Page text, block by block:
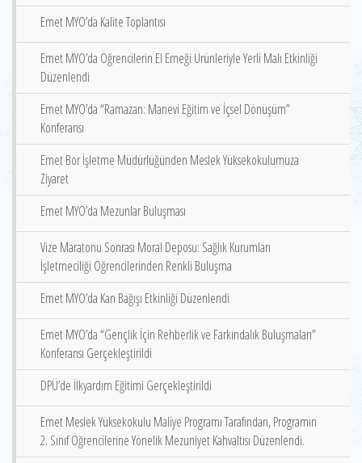
Emet MYO’da Kalite Toplantısı
Emet MYO’da Öğrencilerin El Emeği Ürünleriyle Yerli Malı Etkinliği
Düzenlendi
Emet MYO’da “Ramazan: Manevi Eğitim ve İçsel Dönüşüm”
Konferansı
Emet Bor İşletme Müdürlüğünden Meslek Yüksekokulumuza
Ziyaret
Emet MYO’da Mezunlar Buluşması
Vize Maratonu Sonrası Moral Deposu: Sağlık Kurumları
İşletmeciliği Öğrencilerinden Renkli Buluşma
Emet MYO’da Kan Bağışı Etkinliği Düzenlendi
Emet MYO’da “Gençlik İçin Rehberlik ve Farkındalık Buluşmaları”
Konferansı Gerçekleştirildi
DPÜ’de İlkyardım Eğitimi Gerçekleştirildi
Emet Meslek Yüksekokulu Maliye Programı Tarafından, Programın
2. Sınıf Öğrencilerine Yönelik Mezuniyet Kahvaltısı Düzenlendi.